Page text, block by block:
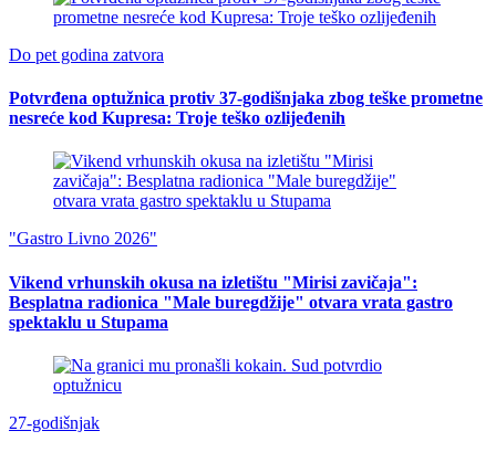
Do pet godina zatvora
Potvrđena optužnica protiv 37-godišnjaka zbog teške prometne
nesreće kod Kupresa: Troje teško ozlijeđenih
"Gastro Livno 2026"
Vikend vrhunskih okusa na izletištu "Mirisi zavičaja":
Besplatna radionica "Male buregdžije" otvara vrata gastro
spektaklu u Stupama
27-godišnjak